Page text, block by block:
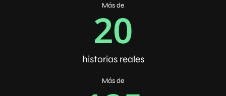
Más de
historias reales
20
Más de